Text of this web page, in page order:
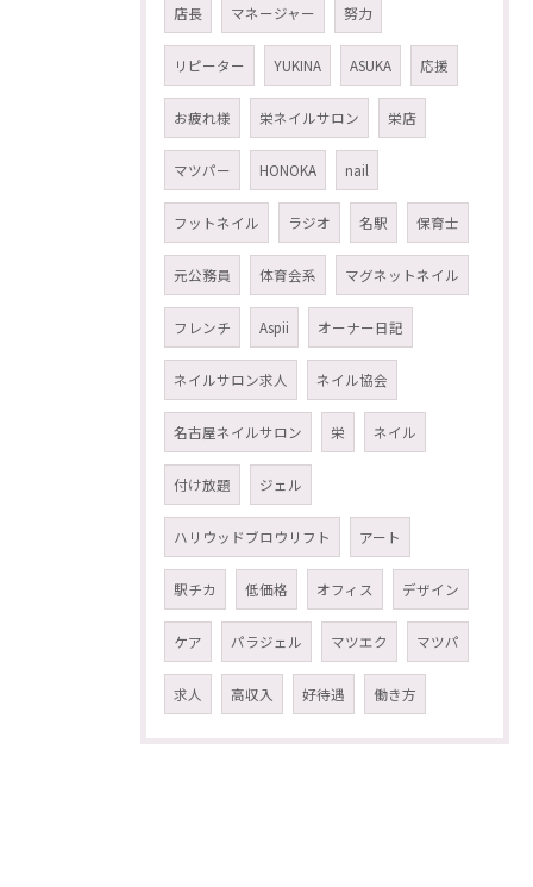
店長 マネージャー 努力
リピーター YUKINA ASUKA 応援
お疲れ様 栄ネイルサロン 栄店
マツパー HONOKA nail
フットネイル ラジオ 名駅 保育士
元公務員 体育会系 マグネットネイル
フレンチ Aspii オーナー日記
ネイルサロン求人 ネイル協会
名古屋ネイルサロン 栄 ネイル
付け放題 ジェル
ハリウッドブロウリフト アート
駅チカ 低価格 オフィス デザイン
ケア パラジェル マツエク マツパ
求人 高収入 好待遇 働き方